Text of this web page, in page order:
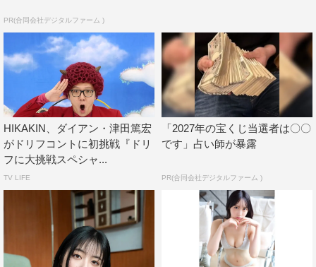
PR(合同会社デジタルファーム )
HIKAKIN、ダイアン・津田篤宏
がドリフコントに初挑戦『ドリ
フに大挑戦スペシャ...
TV LIFE
「2027年の宝くじ当選者は〇〇
です」占い師が暴露
PR(合同会社デジタルファーム )